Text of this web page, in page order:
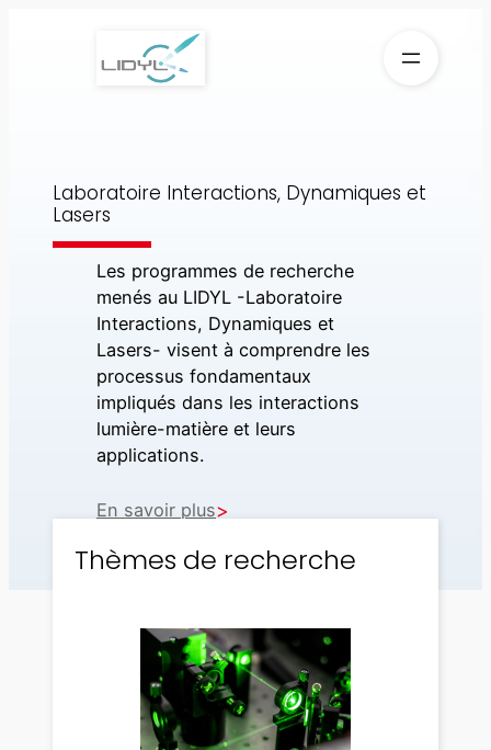
Laboratoire Interactions, Dynamiques et
Lasers
Les programmes de recherche
menés au LIDYL -Laboratoire
Interactions, Dynamiques et
Lasers- visent à comprendre les
processus fondamentaux
impliqués dans les interactions
lumière-matière et leurs
applications.
En savoir plus
Thèmes de recherche